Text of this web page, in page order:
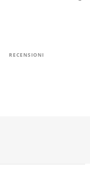
RECENSIONI